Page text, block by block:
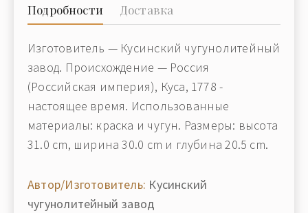
Подробности Доставка
Изготовитель — Кусинский чугунолитейный
завод. Происхождение — Россия
(Российская империя), Куса, 1778 -
настоящее время. Использованные
материалы: краска и чугун. Размеры: высота
31.0 cm, ширина 30.0 cm и глубина 20.5 cm.
Автор/Изготовитель: Кусинский
чугунолитейный завод